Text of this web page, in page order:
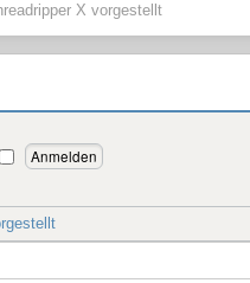
X vorgestellt